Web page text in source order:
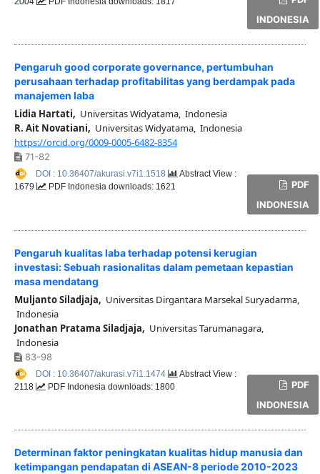
INDONESIA
Pengaruh good corporate governance, pertumbuhan
perusahaan terhadap profitabilitas yang berdampak pada
manajemen laba
Lidia Hartati, Universitas Widyatama, Indonesia
R. Ait Novatiani, Universitas Widyatama, Indonesia
https://orcid.org/0009-0005-6482-8354
71-82
PDF
INDONESIA
DOI : 10.36407/akurasi.v7i1.1518
Abstract View :
1679
PDF Indonesia downloads: 1621
Pengaruh kualitas laba terhadap potensi kerugian
investasi: Sebuah rasionalitas dalam pemetaan kepastian
masa mendatang
Muljanto Siladjaja, Universitas Dirgantara Marsekal Suryadarma,
Indonesia
Jonathan Pratama Siladjaja, Universitas Tarumanagara,
Indonesia
83-98
PDF
INDONESIA
DOI : 10.36407/akurasi.v7i1.1474
Abstract View :
2118
PDF Indonesia downloads: 1800
Determinan faktor peningkatan kualitas hidup manusia dan
ketimpangan pendapatan di ASEAN-8 periode 2010-2023